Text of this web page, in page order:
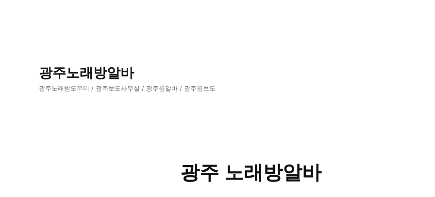
광주노래방알바
광주노래방도우미 / 광주보도사무실 / 광주룸알바 / 광주룸보도
광주 노래방알바